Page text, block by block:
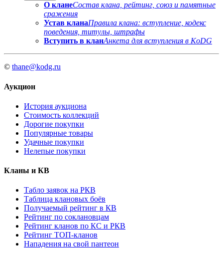
О кланеСостав клана, рейтинг, союз и памятные
сражения
Устав кланаПравила клана: вступление, кодекс
поведения, титулы, штрафы
Вступить в кланАнкета для вступления в KoDG
© thane@kodg.ru
Аукцион
История аукциона
Стоимость коллекций
Дорогие покупки
Популярные товары
Удачные покупки
Нелепые покупки
Кланы и КВ
Табло заявок на РКВ
Таблица клановых боёв
Получаемый рейтинг в КВ
Рейтинг по соклановцам
Рейтинг кланов по КС и РКВ
Рейтинг ТОП-кланов
Нападения на свой пантеон